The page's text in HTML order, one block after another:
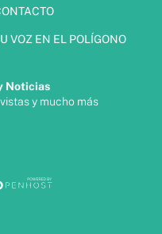
VOZ EN EL POLÍGONO
Noticias
y mucho más